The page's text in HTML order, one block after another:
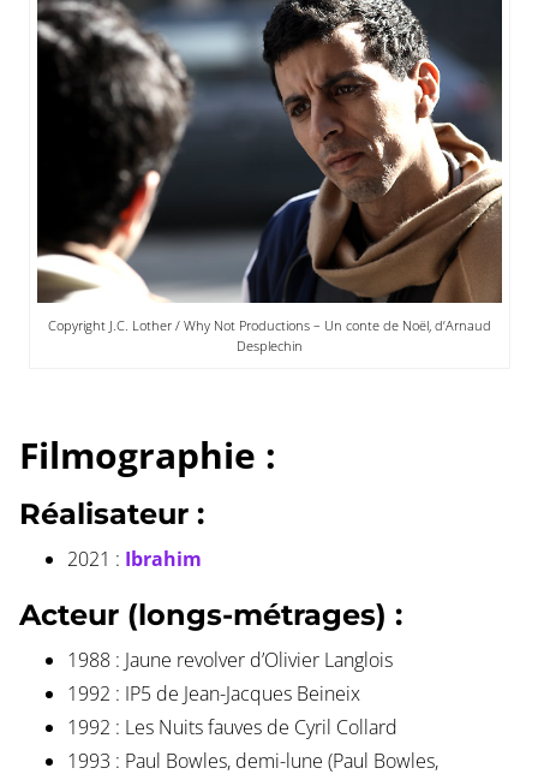
Copyright J.C. Lother / Why Not Productions – Un conte de Noël, d’Arnaud
Desplechin
Filmographie :
Réalisateur :
2021 : Ibrahim
Acteur (longs-métrages) :
1988 : Jaune revolver d’Olivier Langlois
1992 : IP5 de Jean-Jacques Beineix
1992 : Les Nuits fauves de Cyril Collard
1993 : Paul Bowles, demi-lune (Paul Bowles,